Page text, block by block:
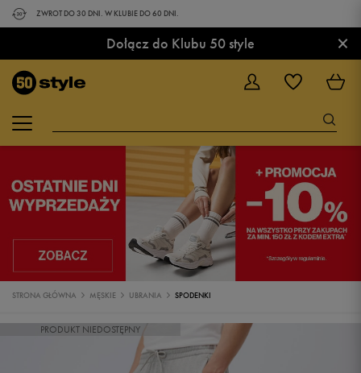
ZWROT DO 30 DNI. W KLUBIE DO 60 DNI.
Dołącz do Klubu 50 style ×
STRONA GŁÓWNA MĘSKIE UBRANIA SPODENKI
PRODUKT NIEDOSTĘPNY